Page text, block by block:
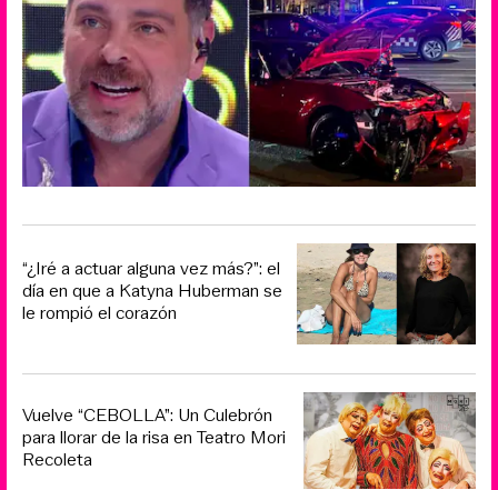
“¿Iré a actuar alguna vez más?”: el
día en que a Katyna Huberman se
le rompió el corazón
Vuelve “CEBOLLA”: Un Culebrón
para llorar de la risa en Teatro Mori
Recoleta